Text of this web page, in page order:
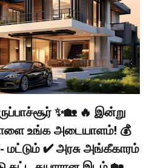
✨🏡 🔥 இன்று
உங்க அடையாளம்! 💰
மட்டும் ✔ அரசு அங்கீகாரம்